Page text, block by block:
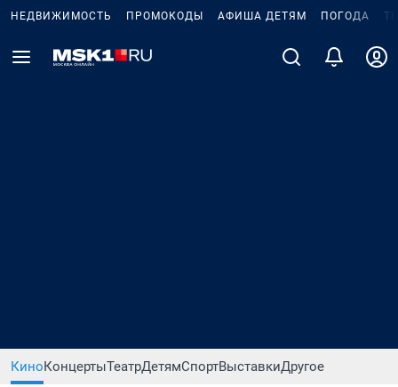
НЕДВИЖИМОСТЬ ПРОМОКОДЫ АФИША ДЕТЯМ ПОГОДА
КиноКонцертыТеатрДетямСпортВыставкиДругое